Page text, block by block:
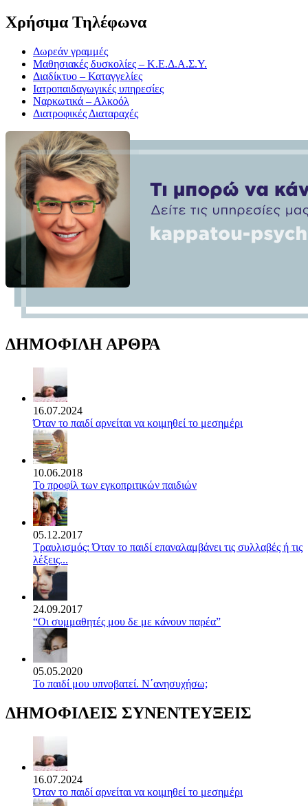
Χρήσιμα Τηλέφωνα
Δωρεάν γραμμές
Μαθησιακές δυσκολίες – Κ.Ε.Δ.Α.Σ.Υ.
Διαδίκτυο – Καταγγελίες
Ιατροπαιδαγωγικές υπηρεσίες
Ναρκωτικά – Αλκοόλ
Διατροφικές Διαταραχές
ΔΗΜΟΦΙΛΗ ΑΡΘΡΑ
16.07.2024
Όταν το παιδί αρνείται να κοιμηθεί το μεσημέρι
10.06.2018
Το προφίλ των εγκοπριτικών παιδιών
05.12.2017
Τραυλισμός: Όταν το παιδί επαναλαμβάνει τις συλλαβές ή τις
λέξεις...
24.09.2017
“Οι συμμαθητές μου δε με κάνουν παρέα”
05.05.2020
Το παιδί μου υπνοβατεί. Ν΄ανησυχήσω;
ΔΗΜΟΦΙΛΕΙΣ ΣΥΝΕΝΤΕΥΞΕΙΣ
16.07.2024
Όταν το παιδί αρνείται να κοιμηθεί το μεσημέρι